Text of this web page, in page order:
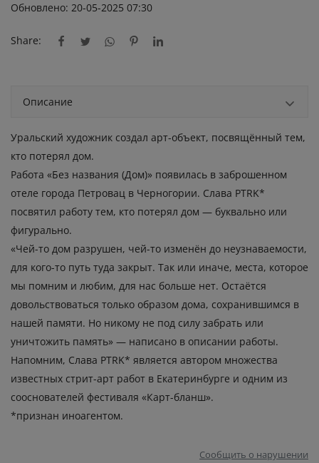
Обновлено: 20-05-2025 07:30
Share:
Описание
Уральский художник создал арт-объект, посвящённый тем,
кто потерял дом.
Работа «Без названия (Дом)» появилась в заброшенном
отеле города Петровац в Черногории. Слава PTRK*
посвятил работу тем, кто потерял дом — буквально или
фигурально.
«Чей-то дом разрушен, чей-то изменён до неузнаваемости,
для кого-то путь туда закрыт. Так или иначе, места, которое
мы помним и любим, для нас больше нет. Остаётся
довольствоваться только образом дома, сохранившимся в
нашей памяти. Но никому не под силу забрать или
уничтожить память» — написано в описании работы.
Напомним, Слава PTRK* является автором множества
известных стрит-арт работ в Екатеринбурге и одним из
сооснователей фестиваля «Карт-бланш».
*признан иноагентом.
Сообщить о нарушении